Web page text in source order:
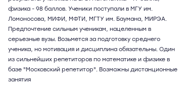
физика - 98 баллов. Ученики поступали в МГУ им.
Ломоносова, МИФИ, МФТИ, МГТУ им. Баумана, МИРЭА.
Предпочтение сильным ученикам, нацеленным в
серьезные вузы. Возьмется за подготовку среднего
ученика, но мотивация и дисциплина обязательны. Один
из сильнейших репетиторов по математике и физике в
базе "Московский репетитор". Возможны дистанционные
занятия